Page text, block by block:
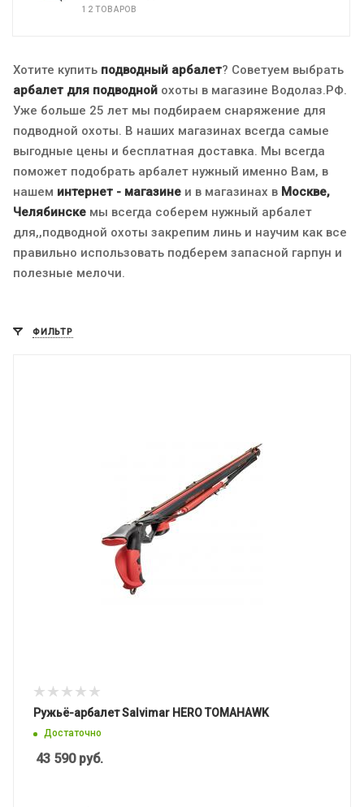
12 ТОВАРОВ
Хотите купить подводный арбалет? Советуем выбрать
арбалет для подводной охоты в магазине Водолаз.РФ.
Уже больше 25 лет мы подбираем снаряжение для
подводной охоты. В наших магазинах всегда самые
выгодные цены и бесплатная доставка. Мы всегда
поможет подобрать арбалет нужный именно Вам, в
нашем интернет - магазине и в магазинах в Москве,
Челябинске мы всегда соберем нужный арбалет
для,,подводной охоты закрепим линь и научим как все
правильно использовать подберем запасной гарпун и
полезные мелочи.
ФИЛЬТР
Ружьё-арбалет Salvimar HERO TOMAHAWK
Достаточно
43 590руб.